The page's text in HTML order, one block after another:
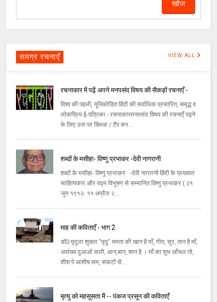
समग्र रचनाएँ VIEW ALL
रचनाकार में पढ़ें अपने मनपसंद विषय की सैकड़ों रचनाएँ -
विश्व की पहली, यूनिकोडित हिंदी की सर्वाधिक प्रसारित, समृद्ध व
लोकप्रिय ई-पत्रिका - रचनाकारमनपसंद विषय की रचनाएँ पढ़ने
के लिए उस पर क्लिक / टैप कर...
शब्दों के मसीहा- विष्णु प्रभाकर -देवी नागरानी
शब्दों के मसीहा- विष्णु प्रभाकर -देवी नागरानी हिंदी के प्रख्यात
साहित्यकार और पद्म विभूषण से सम्मानित विष्णु प्रभाकर ( २१
जून १९१२- ११ अप्रैल २...
माह की कविताएँ - भाग 2
डॉ0 मृदुला शुक्ला "मृदु" ममता की खान है माँ, गीत, सुर, तान है माँ,
असंख्य दुआओं वाली, आन,बान, शान है । माँ का शुभ आँचल तो,
शीश पे आशीष सम, संकटों से...
मृत्यु को महसूसता मैं -- पंकज प्रसून की कविताएँ